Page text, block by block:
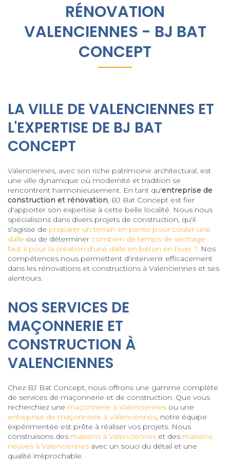
RÉNOVATION
VALENCIENNES - BJ BAT
CONCEPT
LA VILLE DE VALENCIENNES ET
L'EXPERTISE DE BJ BAT
CONCEPT
Valenciennes, avec son riche patrimoine architectural, est
une ville dynamique où modernité et tradition se
rencontrent harmonieusement. En tant qu'entreprise de
construction et rénovation, BJ Bat Concept est fier
d'apporter son expertise à cette belle localité. Nous nous
spécialisons dans divers projets de construction, qu'il
s'agisse de préparer un terrain en pente pour couler une
dalle ou de déterminer combien de temps de séchage
faut-il pour la création d'une dalle en béton en hiver ?. Nos
compétences nous permettent d'intervenir efficacement
dans les rénovations et constructions à Valenciennes et ses
alentours.
NOS SERVICES DE
MAÇONNERIE ET
CONSTRUCTION À
VALENCIENNES
Chez BJ Bat Concept, nous offrons une gamme complète
de services de maçonnerie et de construction. Que vous
recherchiez une maçonnerie à Valenciennes ou une
entreprise de maçonnerie à Valenciennes, notre équipe
expérimentée est prête à réaliser vos projets. Nous
construisons des maisons à Valenciennes et des maisons
neuves à Valenciennes avec un souci du détail et une
qualité irréprochable.